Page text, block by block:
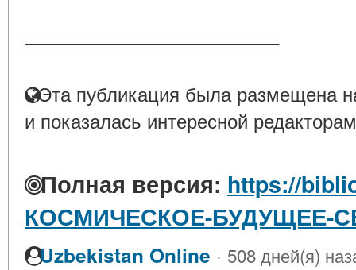
Эта публикация была размещена
и показалась интересной
Полная версия: https://
КОСМИЧЕСКОЕ-БУДУЩЕЕ-
Uzbekistan Online · 508 дней(я)